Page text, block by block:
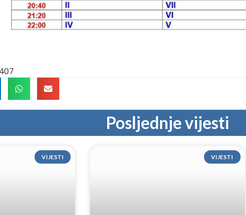
407
Posljednje vijesti
VIJESTI VIJESTI